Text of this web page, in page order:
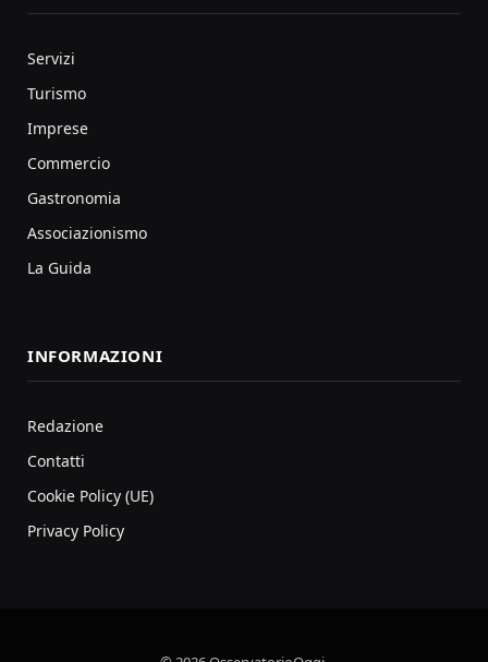
Servizi
Turismo
Imprese
Commercio
Gastronomia
Associazionismo
La Guida
INFORMAZIONI
Redazione
Contatti
Cookie Policy (UE)
Privacy Policy